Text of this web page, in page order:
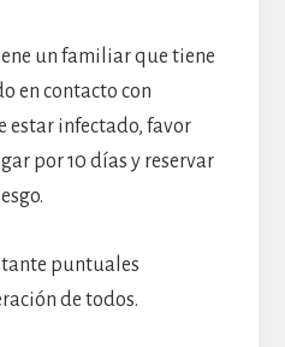
un familiar que tiene
en contacto con
estar infectado, favor
por 10 días y reservar
puntuales
de todos.